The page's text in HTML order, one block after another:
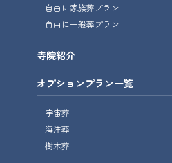
自由に家族葬プラン
自由に一般葬プラン
寺院紹介
オプションプラン一覧
宇宙葬
海洋葬
樹木葬